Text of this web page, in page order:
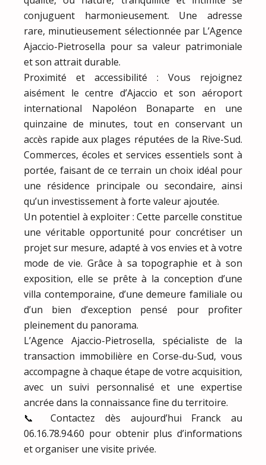
conjuguent harmonieusement. Une adresse
rare, minutieusement sélectionnée par L’Agence
Ajaccio-Pietrosella pour sa valeur patrimoniale
et son attrait durable.
Proximité et accessibilité : Vous rejoignez
aisément le centre d’Ajaccio et son aéroport
international Napoléon Bonaparte en une
quinzaine de minutes, tout en conservant un
accès rapide aux plages réputées de la Rive-Sud.
Commerces, écoles et services essentiels sont à
portée, faisant de ce terrain un choix idéal pour
une résidence principale ou secondaire, ainsi
qu’un investissement à forte valeur ajoutée.
Un potentiel à exploiter : Cette parcelle constitue
une véritable opportunité pour concrétiser un
projet sur mesure, adapté à vos envies et à votre
mode de vie. Grâce à sa topographie et à son
exposition, elle se prête à la conception d’une
villa contemporaine, d’une demeure familiale ou
d’un bien d’exception pensé pour profiter
pleinement du panorama.
L’Agence Ajaccio-Pietrosella, spécialiste de la
transaction immobilière en Corse-du-Sud, vous
accompagne à chaque étape de votre acquisition,
avec un suivi personnalisé et une expertise
ancrée dans la connaissance fine du territoire.
📞 Contactez dès aujourd’hui Franck au
06.16.78.94.60 pour obtenir plus d’informations
et organiser une visite privée.